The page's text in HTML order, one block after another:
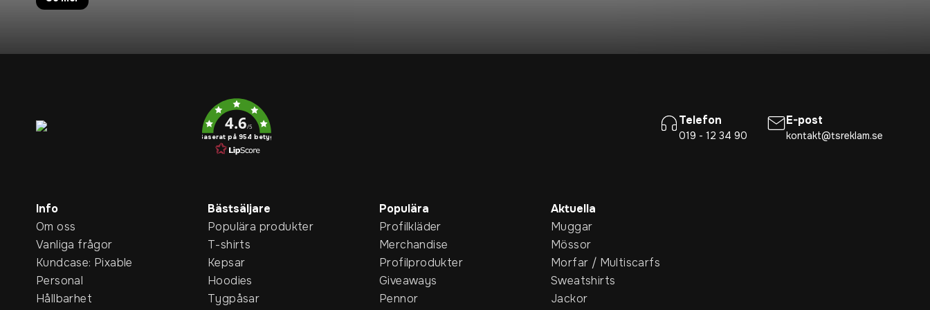
4.6/5
Baserat på 954 betyg
Telefon
019 - 12 34 90
E-post
kontakt@tsreklam.se
Info
Om oss
Vanliga frågor
Kundcase: Pixable
Personal
Hållbarhet
Bästsäljare
Populära produkter
T-shirts
Kepsar
Hoodies
Tygpåsar
Populära
Profilkläder
Merchandise
Profilprodukter
Giveaways
Pennor
Aktuella
Muggar
Mössor
Morfar / Multiscarfs
Sweatshirts
Jackor